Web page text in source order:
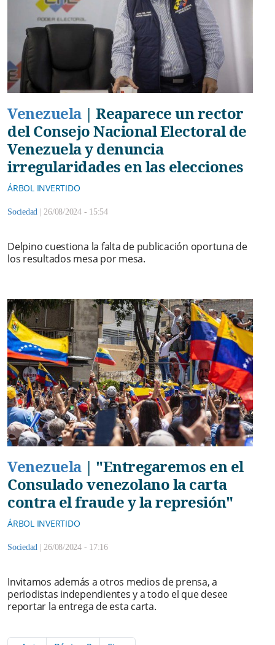
Venezuela| Reaparece un rector
del Consejo Nacional Electoral de
Venezuela y denuncia
irregularidades en las elecciones
ÁRBOL INVERTIDO
Sociedad | 26/08/2024 - 15:54
Delpino cuestiona la falta de publicación oportuna de
los resultados mesa por mesa.
Venezuela| "Entregaremos en el
Consulado venezolano la carta
contra el fraude y la represión"
ÁRBOL INVERTIDO
Sociedad | 26/08/2024 - 17:16
Invitamos además a otros medios de prensa, a
periodistas independientes y a todo el que desee
reportar la entrega de esta carta.